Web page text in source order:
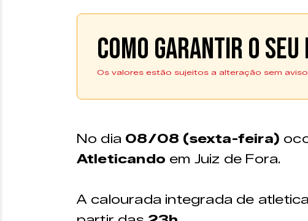
Como garantir o
Os valores estão sujeitos a alteração sem
Compre Aqui
plataforma Uniticket
*Os ingressos também estão
VALORES
No dia 08/08 (sexta-feira)
Atleticando em Juiz de Fora.
A calourada integrada de